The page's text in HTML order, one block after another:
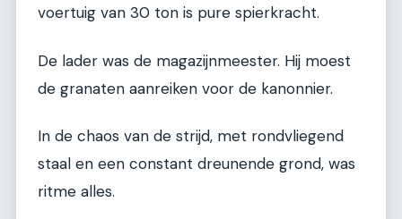
voertuig van 30 ton is pure spierkracht.
De lader was de magazijnmeester. Hij moest
de granaten aanreiken voor de kanonnier.
In de chaos van de strijd, met rondvliegend
staal en een constant dreunende grond, was
ritme alles.